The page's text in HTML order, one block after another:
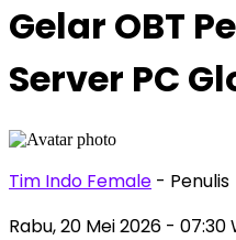
Gelar OBT
Server PC
Tim Indo Female - Penulis
Rabu, 20 Mei 2026 - 07:30